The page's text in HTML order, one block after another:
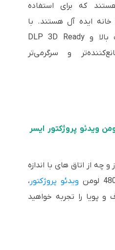
که برای استفاده
خانه ایده آل هستند. با
روشنایی بالا، کنتراست بالا و DLP 3D Ready
و سرگرمی‌تر
انسی لومن ویدئو پروژکتور ایسر
چه از اتاق های با اندازه
ویدئو پروژکتور ،
پویا را تجربه خواهید